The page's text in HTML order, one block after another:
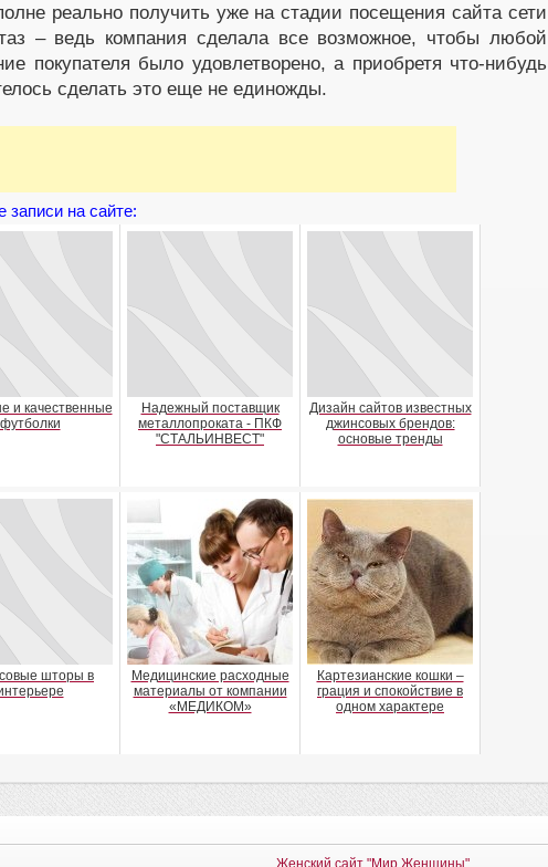
реально получить уже на стадии посещения сайта сети
– ведь компания сделала все возможное, чтобы любой
покупателя было удовлетворено, а приобретя что-нибудь
сделать это еще не единожды.
записи на сайте:
и качественные
футболки
Надежный поставщик
металлопроката - ПКФ
"СТАЛЬИНВЕСТ"
Дизайн сайтов известных
джинсовых брендов:
основые тренды
шторы в
Медицинские расходные
материалы от компании
«МЕДИКОМ»
Картезианские кошки –
грация и спокойствие в
одном характере
Женский сайт "Мир Женщины".